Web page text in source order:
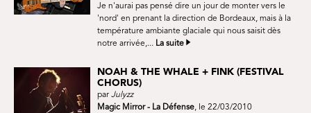
Je n'aurai pas pensé dire un jour de monter vers le
'nord' en prenant la direction de Bordeaux, mais à la
température ambiante glaciale qui nous saisit dès
notre arrivée,... La suite
NOAH & THE WHALE + FINK (FESTIVAL
CHORUS)
par Julyzz
Magic Mirror - La Défense, le 22/03/2010